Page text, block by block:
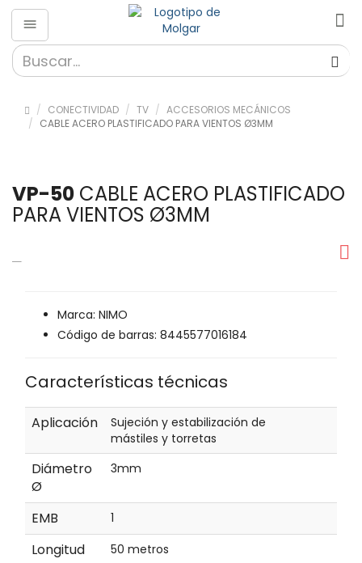
CONECTIVIDAD TV
ACCESORIOS MECÁNICOS
CABLE ACERO PLASTIFICADO PARA VIENTOS Ø3MM
VP-50 CABLE ACERO PLASTIFICADO
PARA VIENTOS Ø3MM
Marca: NIMO
Código de barras: 8445577016184
Características técnicas
Aplicación
Sujeción y estabilización de
mástiles y torretas
Diámetro
Ø
3mm
EMB 1
Longitud 50 metros